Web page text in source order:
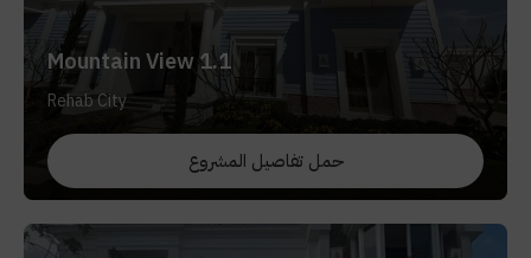
Mountain View 1.1
Rehab City
حمل تفاصيل المشروع